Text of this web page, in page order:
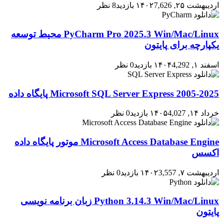
اردیبهشت ۲۵, ۱۴۰۲ 7,626 بازدید 8 نظر
PyCharm Pro 2025.3 Win/Mac/Linux محیط توسعه
یکپارچه برای پایتون
اسفند ۱, ۱۴۰۴ 4,292 بازدید 0 نظر
2005-2025 Microsoft SQL Server Express پایگاه داده
خرداد ۱۴, ۱۴۰۵ 4,027 بازدید 0 نظر
Microsoft Access Database Engine موتور پایگاه داده
اکسس
اردیبهشت ۷, ۱۴۰۲ 3,557 بازدید 0 نظر
Python 3.14.3 Win/Mac/Linux زبان برنامه نویسی
پایتون